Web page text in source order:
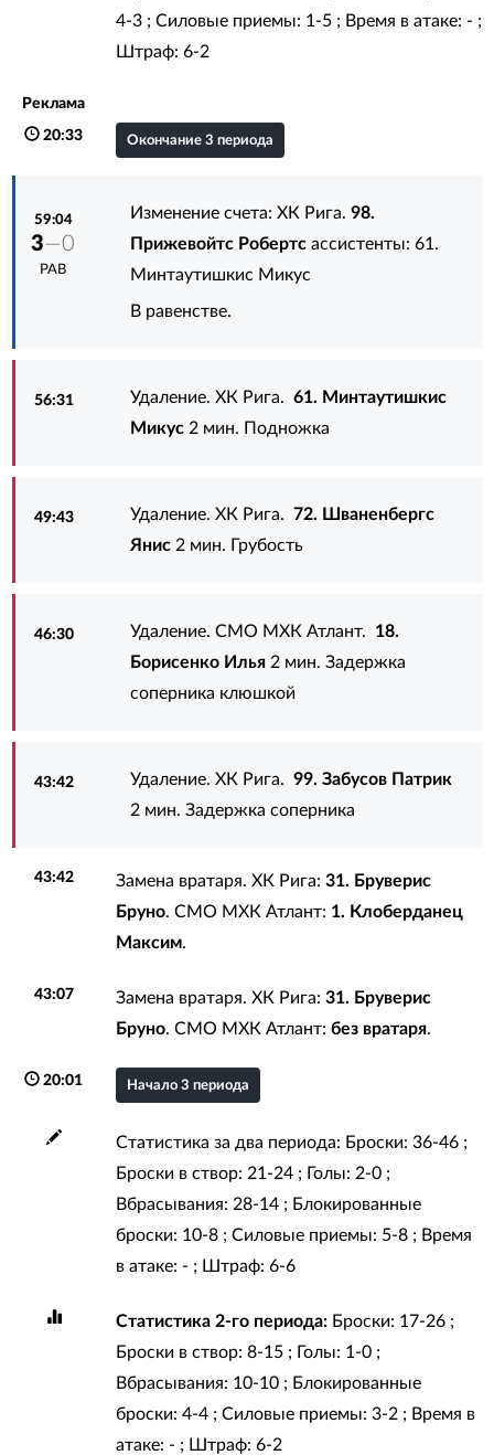
4-3 ; Силовые приемы: 1-5 ; Время в атаке: - ;
Штраф: 6-2
Реклама
20:33 Окончание 3 периода
59:04
3—0
РАВ
Изменение счета: ХК Рига.98.
Прижевойтс Робертс ассистенты:61.
Минтаутишкис Микус
В равенстве.
56:31 Удаление. ХК Рига.61. Минтаутишкис
Микус 2 мин. Подножка
49:43 Удаление. ХК Рига.72. Шваненбергс
Янис 2 мин. Грубость
46:30 Удаление. СМО МХК Атлант. 18.
Борисенко Илья 2 мин. Задержка
соперника клюшкой
43:42 Удаление. ХК Рига.99. Забусов Патрик
2 мин. Задержка соперника
43:42 Замена вратаря. ХК Рига: 31. Бруверис
Бруно. СМО МХК Атлант: 1. Клоберданец
Максим.
43:07 Замена вратаря. ХК Рига: 31. Бруверис
Бруно. СМО МХК Атлант: без вратаря.
20:01 Начало 3 периода
Статистика за два периода: Броски: 36-46 ;
Броски в створ: 21-24 ; Голы: 2-0 ;
Вбрасывания: 28-14 ; Блокированные
броски: 10-8 ; Силовые приемы: 5-8 ; Время
в атаке: - ; Штраф: 6-6
Статистика 2-го периода:Броски: 17-26 ;
Броски в створ: 8-15 ; Голы: 1-0 ;
Вбрасывания: 10-10 ; Блокированные
броски: 4-4 ; Силовые приемы: 3-2 ; Время в
атаке: - ; Штраф: 6-2